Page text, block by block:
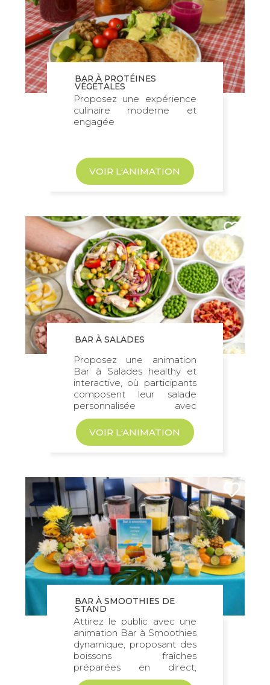
BAR À PROTÉINES
VÉGÉTALES
Proposez une expérience
culinaire moderne et
engagée
VOIR L'ANIMATION
BAR À SALADES
Proposez une animation
Bar à Salades healthy et
interactive, où participants
composent leur salade
personnalisée avec
ingrédients frais...
VOIR L'ANIMATION
BAR À SMOOTHIES DE
STAND
Attirez le public avec une
animation Bar à Smoothies
dynamique, proposant des
boissons fraîches
préparées en direct,
générant...